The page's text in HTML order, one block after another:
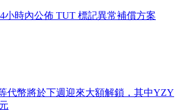
小時內公佈 TUT 標記異常補償方案
代幣將於下週迎來大額解鎖，其中YZY